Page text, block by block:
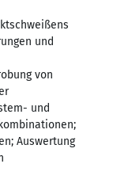
und
von
und
Auswertung